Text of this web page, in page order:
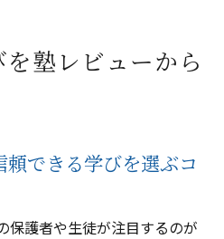
塾レビューから
できる学びを選ぶコ
保護者や生徒が注目するのが